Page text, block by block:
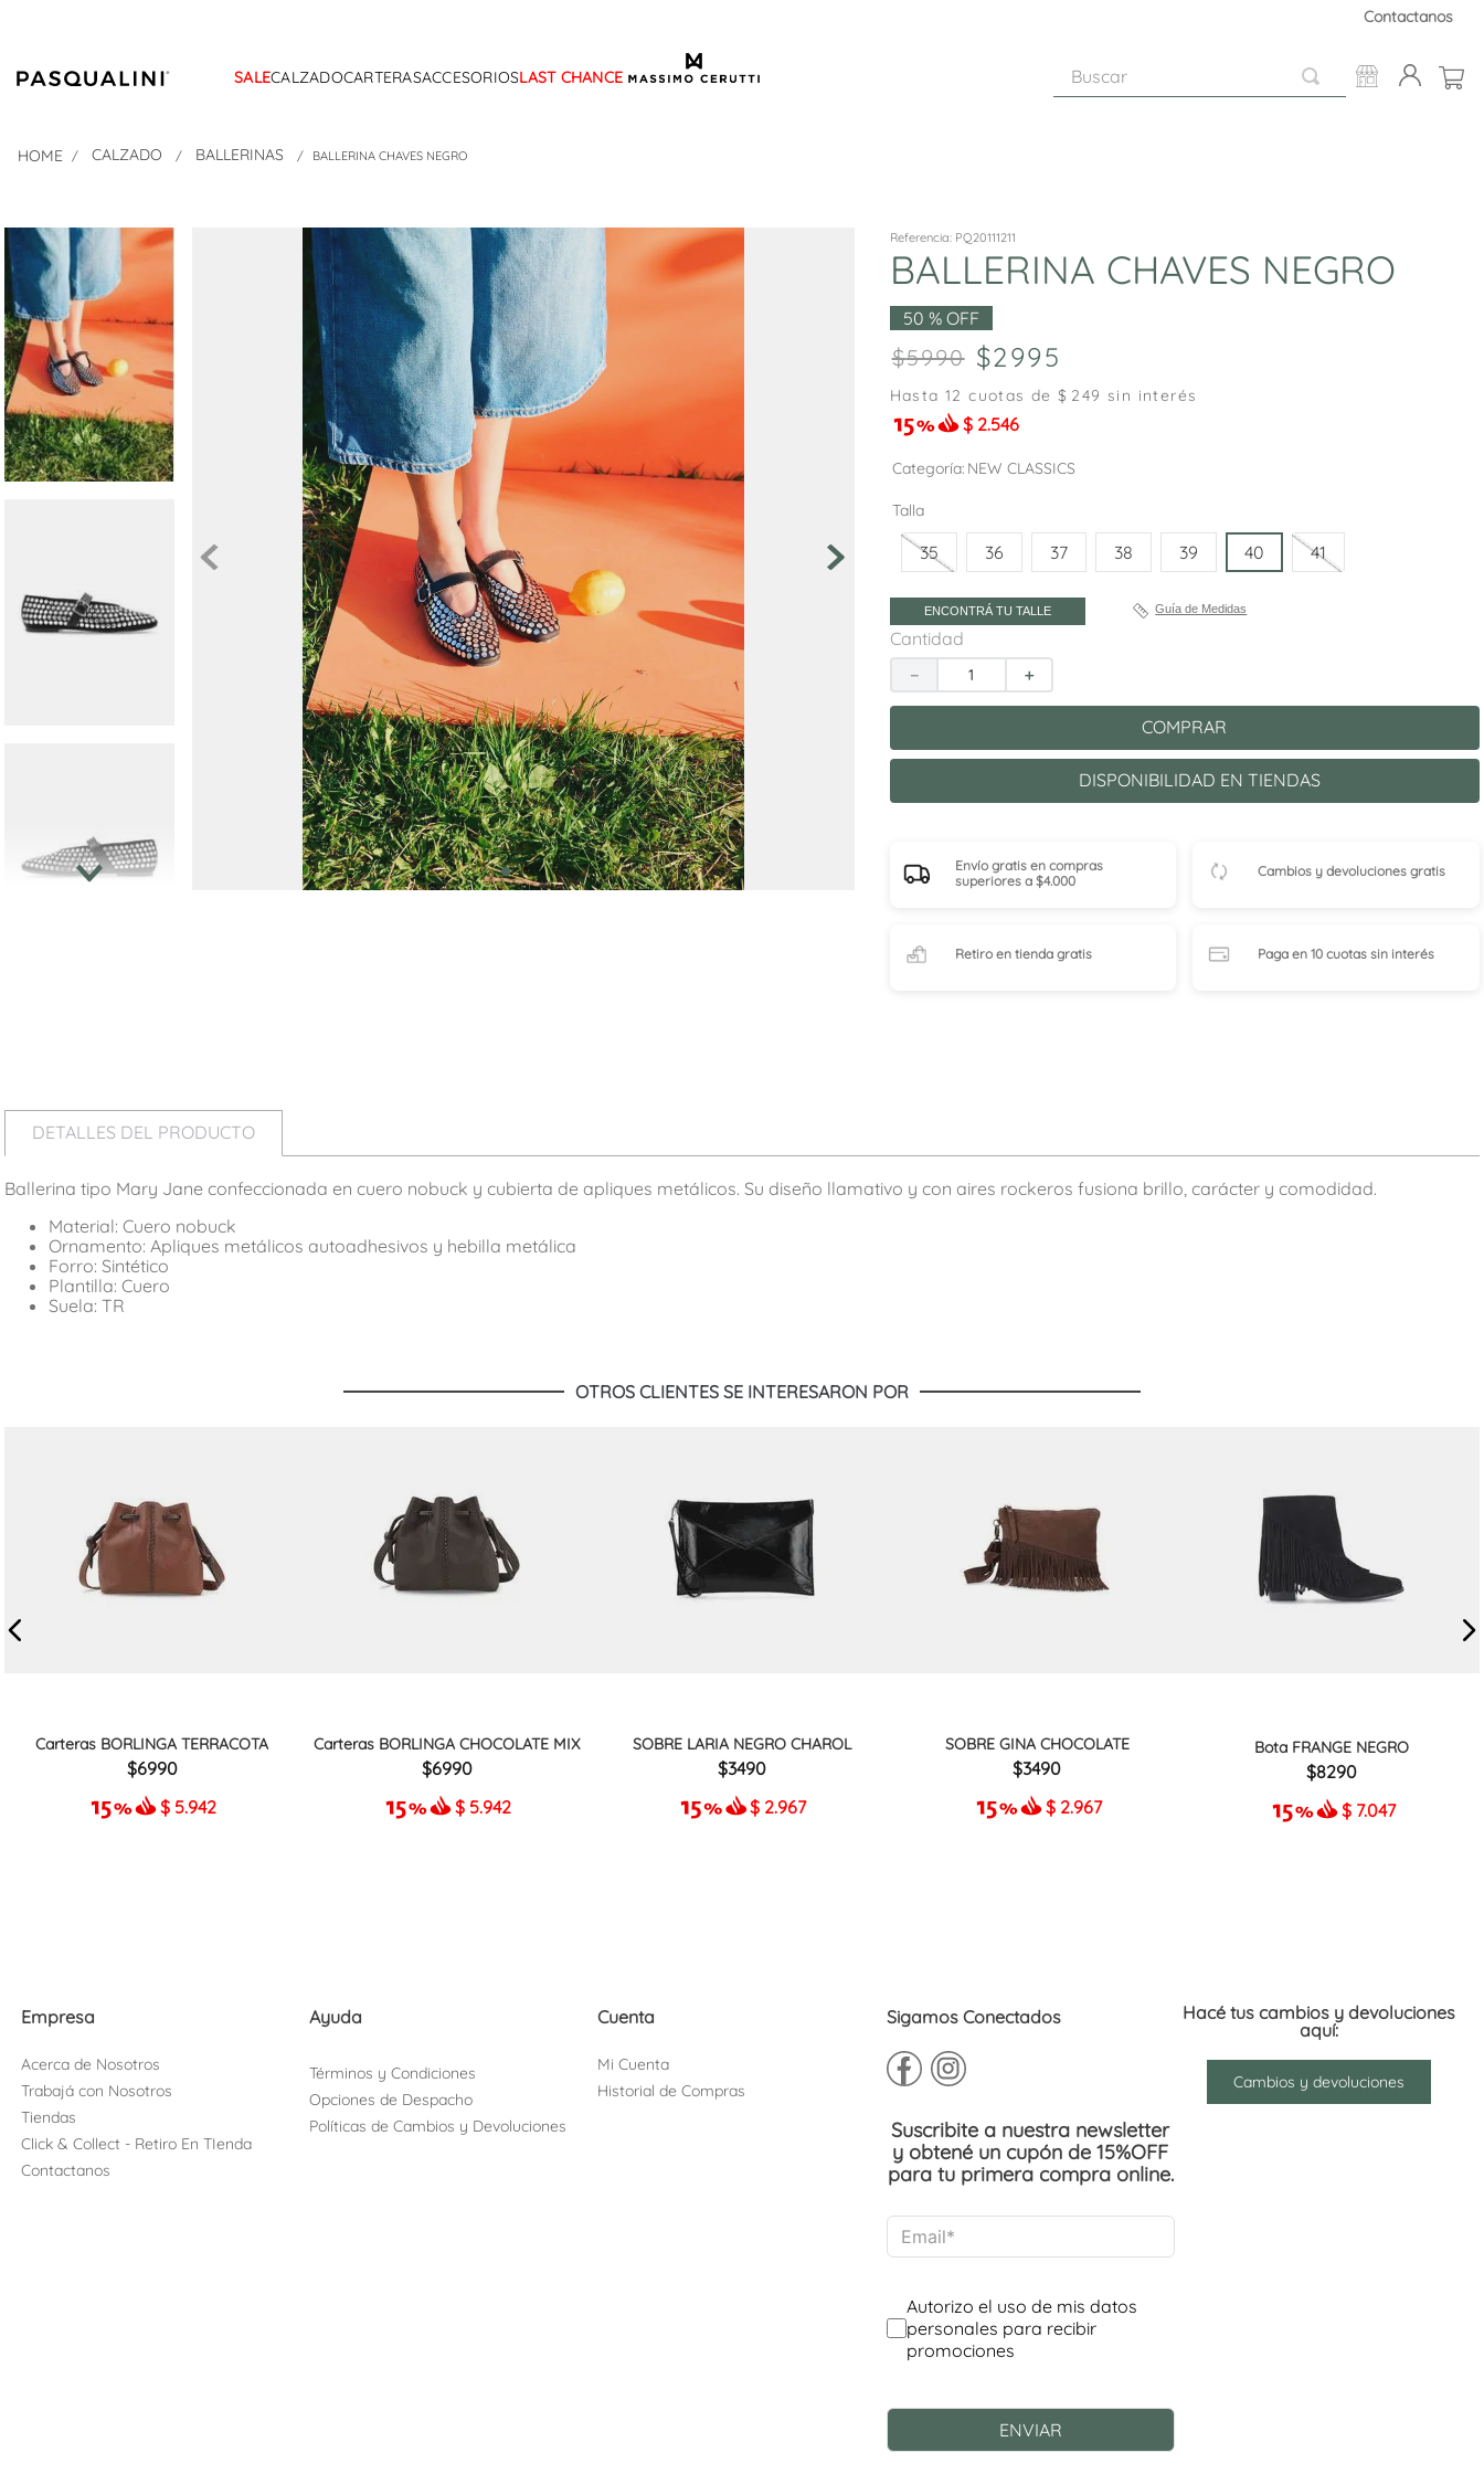
Contactanos
SALECALZADOCARTERASACCESORIOSLAST CHANCE
CALZADO BALLERINAS BALLERINA CHAVES NEGRO
Referencia: PQ20111211
BALLERINA CHAVES NEGRO
50 % OFF
5990 2995
Hasta 12 cuotas de $ 249 sin interés
$ 2.546
Categoría NEW CLASSICS
Talla
35 36 37 38 39 40 41
ENCONTRÁ TU TALLE Guía de Medidas
Cantidad
＋
－
COMPRAR
DISPONIBILIDAD EN TIENDAS
Envío gratis en compras
superiores a $4.000
Cambios y devoluciones gratis
Retiro en tienda gratis Paga en 10 cuotassin interés
DETALLES DEL PRODUCTO
Ballerina tipo Mary Jane confeccionada en cuero nobuck y cubierta de apliques metálicos. Su diseño llamativo y con aires rockeros fusiona brillo, carácter y comodidad.
Material: Cuero nobuck
Ornamento: Apliques metálicos autoadhesivos y hebilla metálica
Forro: Sintético
Plantilla: Cuero
Suela: TR
OTROS CLIENTES SE INTERESARON POR
Carteras BORLINGA TERRACOTA
6990
$ 5.942
Carteras BORLINGA CHOCOLATE MIX
6990
$ 5.942
SOBRE LARIA NEGRO CHAROL
3490
$ 2.967
SOBRE GINA CHOCOLATE
3490
$ 2.967
Bota FRANGE NEGRO
8290
$ 7.047
Empresa
Acerca de Nosotros
Trabajá con Nosotros
Tiendas
Click & Collect - Retiro En TIenda
Contactanos
Ayuda
Términos y Condiciones
Opciones de Despacho
Políticas de Cambios y Devoluciones
Cuenta
Mi Cuenta
Historial de Compras
Sigamos Conectados
Suscribite a nuestra newsletter
y obtené un cupón de 15%OFF
para tu primera compra online.
Hacé tus cambios y devoluciones
aquí:
Cambios y devoluciones
3.
sandalia
botas
tina
10. adelaida